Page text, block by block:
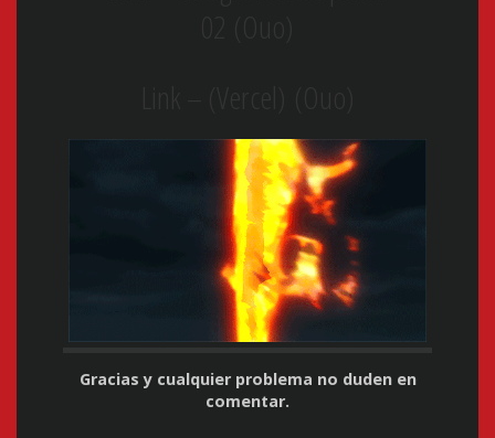
Gracias y cualquier problema no duden en
comentar.